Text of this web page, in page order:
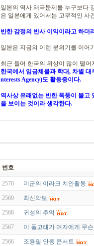
일본의 역사 왜곡문제를 누구보다
은 일본에게 있어서는 고무적인 사
반한 감정의 반사 이익이라고 하더
일본은 지금의 이런 분위기를 이어
최근 들어 한국의 위상이 많이 떨어
한국에서 임금체불과 학대, 차별
nterests Agency)도 활동중이다.
역사상 유래없는 반한 폭풍이 불고
을 보이는 것이라 생각한다.
번호
2570 미군의 이라크 치안활동
2569 최신악보
2568 귀성의 추억
2567 이 돌고래가 여자에게 무
2566 조용필 안동 콘서트